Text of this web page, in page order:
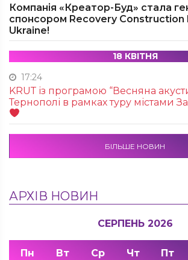
Компанія «Креатор-Буд» стала
спонсором Recovery Construction
Ukraine!
18 КВІТНЯ
17:24
KRUТ із програмою “Весняна
Тернополі в рамках туру містами
БІЛЬШЕ НОВИН
АРХІВ НОВИН
СЕРПЕНЬ 2026
Пн Вт Ср Чт Пт